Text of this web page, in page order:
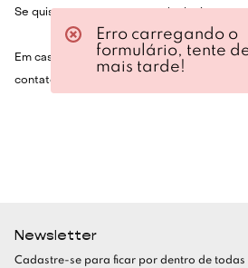
Se quiser estampa em papel adesivo.
Em caso de dúvidas, por favor, envie e-mail
contato@thekidslist.com.br
Newsletter
Cadastre-se para ficar por dentro de todas
Erro carregando o
formulário, tente
mais tarde!